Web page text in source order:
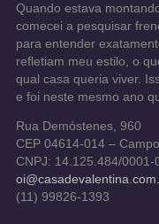
Quando estava
comecei a pesquisar
para entender
refletiam meu estilo, o
qual casa queria viver.
e foi neste mesmo ano
Rua Demóstenes, 960
CEP 04614-014 –
CNPJ: 14.125.484/0001-
(11) 99826-1393